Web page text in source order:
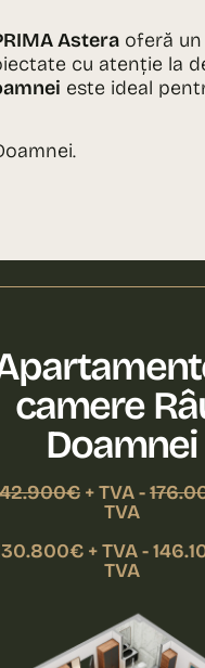
Astera oferă
cu atenție la
este ideal
camere
Doamnei
+ TVA -
TVA
+ TVA -
TVA